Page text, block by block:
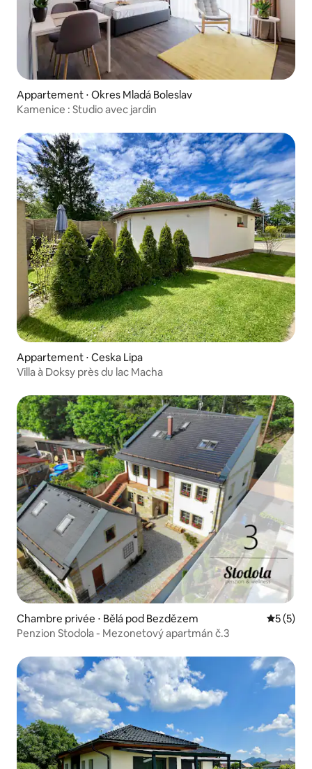
Appartement ⋅ Okres Mladá Boleslav
Kamenice : Studio avec jardin
Appartement ⋅ Ceska Lipa
Villa à Doksy près du lac Macha
Chambre privée ⋅ Bělá pod Bezdězem
5 (5)
Penzion Stodola - Mezonetový apartmán č.3